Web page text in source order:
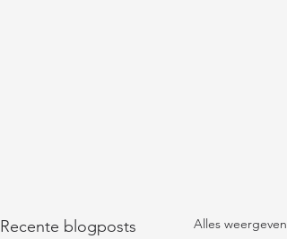
Recente blogposts Alles weergeven